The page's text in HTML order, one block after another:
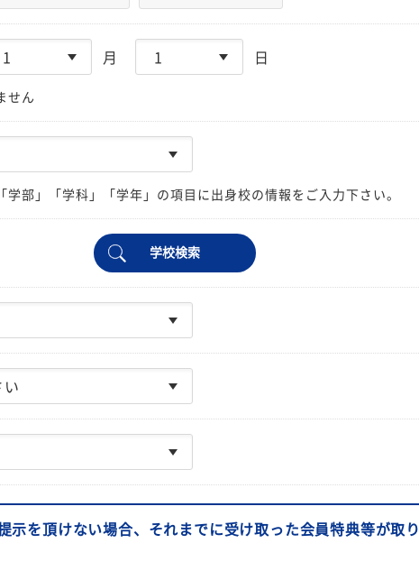
月 日
せん
部」「学科」「学年」の項目に出身校の情報をご入力下さい。
学校検索
を頂けない場合、それまでに受け取った会員特典等が取り